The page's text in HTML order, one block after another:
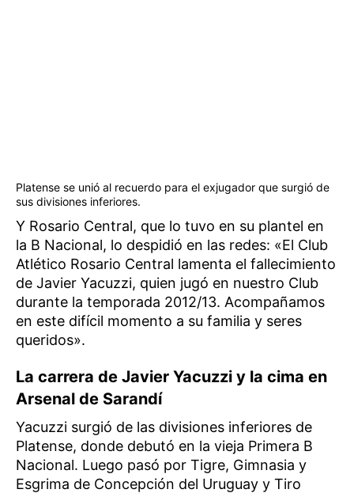
Platense se unió al recuerdo para el exjugador que surgió de
sus divisiones inferiores.
Y Rosario Central, que lo tuvo en su plantel en
la B Nacional, lo despidió en las redes: «El Club
Atlético Rosario Central lamenta el fallecimiento
de Javier Yacuzzi, quien jugó en nuestro Club
durante la temporada 2012/13. Acompañamos
en este difícil momento a su familia y seres
queridos».
La carrera de Javier Yacuzzi y la cima en
Arsenal de Sarandí
Yacuzzi surgió de las divisiones inferiores de
Platense, donde debutó en la vieja Primera B
Nacional. Luego pasó por Tigre, Gimnasia y
Esgrima de Concepción del Uruguay y Tiro